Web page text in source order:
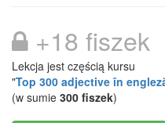
+18 fiszek
Lekcja jest częścią kursu
"Top 300 adjective în
(w sumie 300 fiszek)